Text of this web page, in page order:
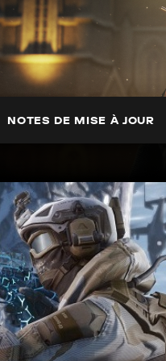
NOTES DE MISE À JOUR